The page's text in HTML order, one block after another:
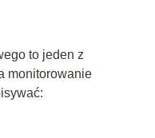
to jeden z
monitorowanie